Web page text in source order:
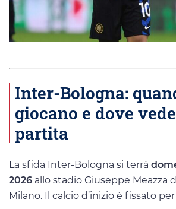
Inter-Bologna:
giocano e dove
partita
La sfida Inter-Bologna si terrà
2026 allo stadio Giuseppe Meazza
Milano. Il calcio d’inizio è fissato